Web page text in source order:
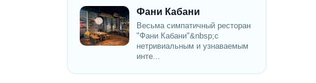
Фани Кабани
Весьма симпатичный ресторан
"Фани Кабани"&nbsp;с
нетривиальным и узнаваемым
инте...